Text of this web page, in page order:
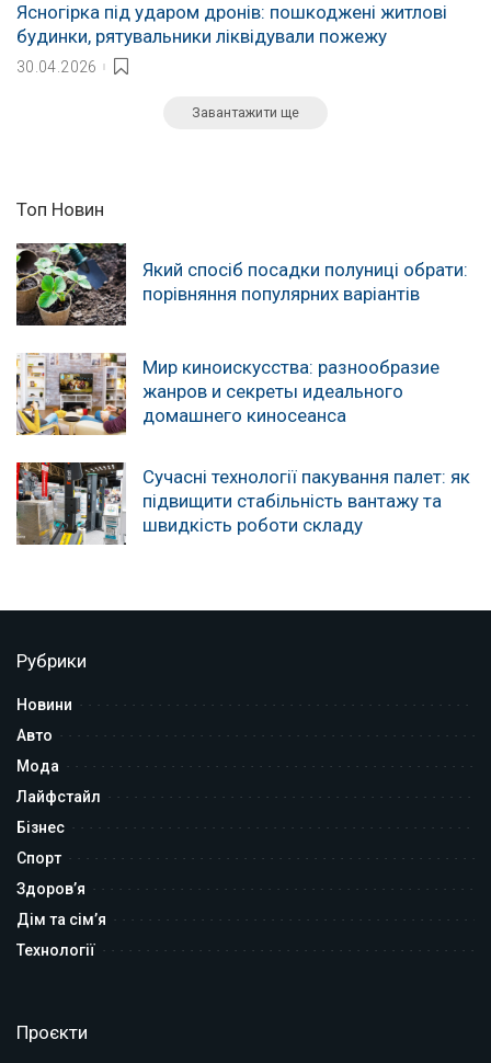
Ясногірка під ударом дронів: пошкоджені житлові
будинки, рятувальники ліквідували пожежу
30.04.2026
Завантажити ще
Топ Новин
Який спосіб посадки полуниці обрати:
порівняння популярних варіантів
Мир киноискусства: разнообразие
жанров и секреты идеального
домашнего киносеанса
Сучасні технології пакування палет: як
підвищити стабільність вантажу та
швидкість роботи складу
Рубрики
Новини
Авто
Мода
Лайфстайл
Бізнес
Спорт
Здоров’я
Дім та сім’я
Технології
Проєкти